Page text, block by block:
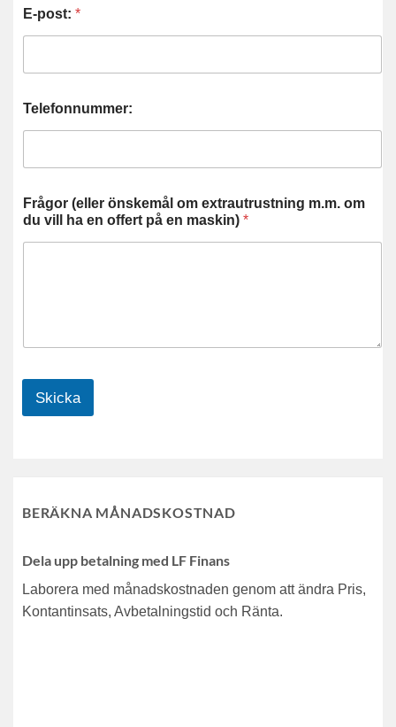
E-post: *
Telefonnummer:
Frågor (eller önskemål om extrautrustning m.m. om
du vill ha en offert på en maskin) *
Skicka
BERÄKNA MÅNADSKOSTNAD
Dela upp betalning med LF Finans
Laborera med månadskostnaden genom att ändra Pris,
Kontantinsats, Avbetalningstid och Ränta.